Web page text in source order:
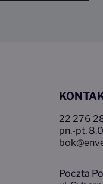
22 276
pn.-pt.
Poczta